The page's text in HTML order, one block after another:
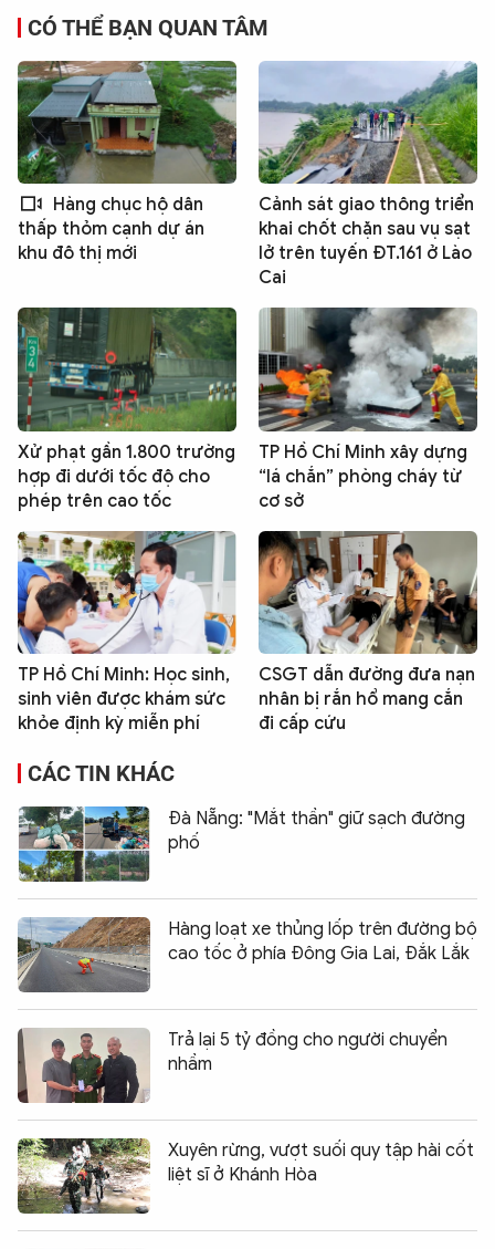
CÓ THỂ BẠN QUAN TÂM
Hàng chục hộ dân
thấp thỏm cạnh dự án
khu đô thị mới
Cảnh sát giao thông triển
khai chốt chặn sau vụ sạt
lở trên tuyến ĐT.161 ở Lào
Cai
Xử phạt gần 1.800 trường
hợp đi dưới tốc độ cho
phép trên cao tốc
TP Hồ Chí Minh xây dựng
“lá chắn” phòng cháy từ
cơ sở
TP Hồ Chí Minh: Học sinh,
sinh viên được khám sức
khỏe định kỳ miễn phí
CSGT dẫn đường đưa nạn
nhân bị rắn hổ mang cắn
đi cấp cứu
CÁC TIN KHÁC
Đà Nẵng: "Mắt thần" giữ sạch đường
phố
Hàng loạt xe thủng lốp trên đường bộ
cao tốc ở phía Đông Gia Lai, Đắk Lắk
Trả lại 5 tỷ đồng cho người chuyển
nhầm
Xuyên rừng, vượt suối quy tập hài cốt
liệt sĩ ở Khánh Hòa